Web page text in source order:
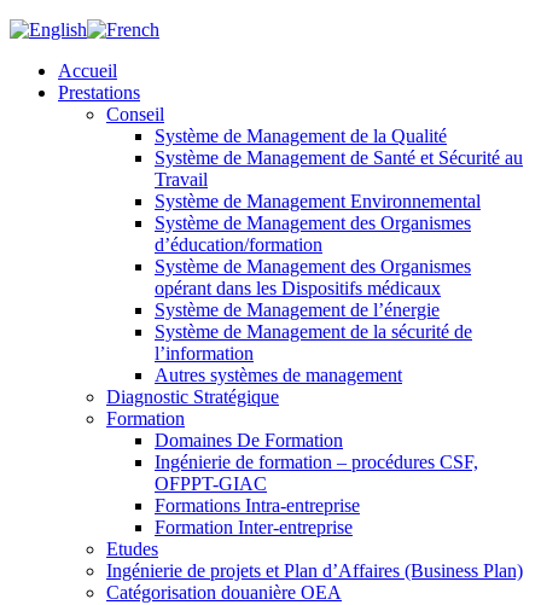
Accueil
Prestations
Conseil
Système de Management de la Qualité
Système de Management de Santé et Sécurité au
Travail
Système de Management Environnemental
Système de Management des Organismes
d’éducation/formation
Système de Management des Organismes
opérant dans les Dispositifs médicaux
Système de Management de l’énergie
Système de Management de la sécurité de
l’information
Autres systèmes de management
Diagnostic Stratégique
Formation
Domaines De Formation
Ingénierie de formation – procédures CSF,
OFPPT-GIAC
Formations Intra-entreprise
Formation Inter-entreprise
Etudes
Ingénierie de projets et Plan d’Affaires (Business Plan)
Catégorisation douanière OEA